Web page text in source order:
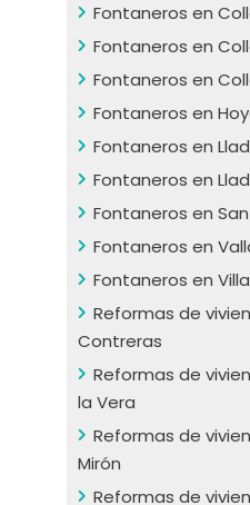
Fontaneros en
Fontaneros en
Fontaneros en
Fontaneros en
Fontaneros en
Fontaneros en
Fontaneros en
Fontaneros en
Fontaneros en
Reformas de
Contreras
Reformas de
la Vera
Reformas de
Mirón
Reformas de